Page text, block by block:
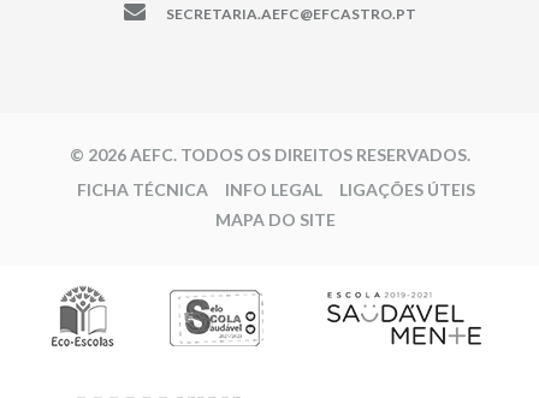
SECRETARIA.AEFC@EFCASTRO.PT
© 2026 AEFC. TODOS OS DIREITOS RESERVADOS.
FICHA TÉCNICA
INFO LEGAL
LIGAÇÕES ÚTEIS
MAPA DO SITE